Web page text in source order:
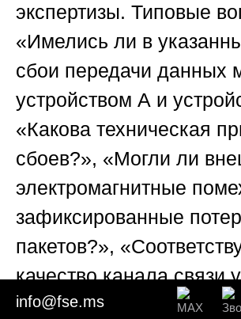
экспертизы. Типовые
«Имелись ли в
сбои передачи данных
устройством А и
«Какова техническая
сбоев?», «Могли ли
электромагнитные
зафиксированные
пакетов?»,
качество канала связи
договора и отраслевым
info@fse.ms